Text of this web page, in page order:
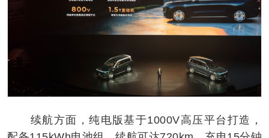
续航方面，纯电版基于1000V高压平台打造，